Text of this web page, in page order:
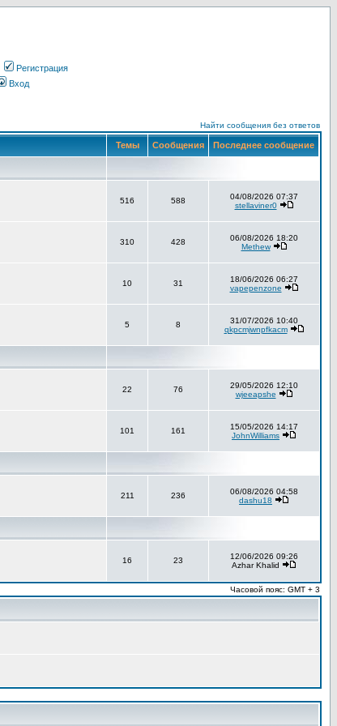
Регистрация
Вход
Найти сообщения без ответов
Темы Сообщения Последнее сообщение
516 588
04/08/2026 07:37
stellaviner0
310 428
06/08/2026 18:20
Methew
10 31
18/06/2026 06:27
vapepenzone
5 8
31/07/2026 10:40
qkpcmjwnpfkacm
22 76
29/05/2026 12:10
wjeeapshe
101 161
15/05/2026 14:17
JohnWilliams
211 236
06/08/2026 04:58
dashu18
16 23
12/06/2026 09:26
Azhar Khalid
Часовой пояс: GMT + 3